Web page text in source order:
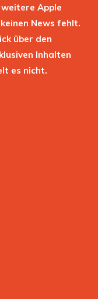
Apple
News fehlt.
über den
Inhalten
es nicht.